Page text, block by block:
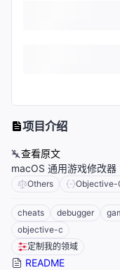
项目介绍
查看原文
macOS 通用游戏修改器
Others Objective-
cheats debugger
objective-c
定制我的领域
README